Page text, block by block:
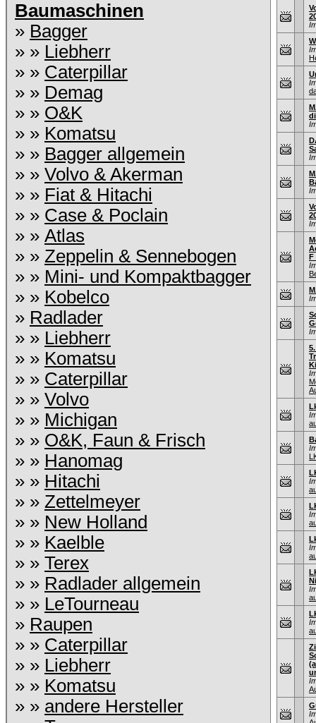
Baumaschinen
» Bagger
» » Liebherr
» » Caterpillar
» » Demag
» » O&K
» » Komatsu
» » Bagger allgemein
» » Volvo & Akerman
» » Fiat & Hitachi
» » Case & Poclain
» » Atlas
» » Zeppelin & Sennebogen
» » Mini- und Kompaktbagger
» » Kobelco
» Radlader
» » Liebherr
» » Komatsu
» » Caterpillar
» » Volvo
» » Michigan
» » O&K, Faun & Frisch
» » Hanomag
» » Hitachi
» » Zettelmeyer
» » New Holland
» » Kaelble
» » Terex
» » Radlader allgemein
» » LeTourneau
» Raupen
» » Caterpillar
» » Liebherr
» » Komatsu
» » andere Hersteller
F